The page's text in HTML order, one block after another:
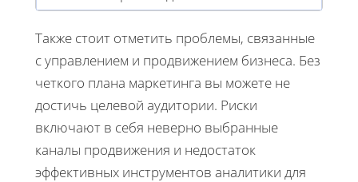
Также стоит отметить проблемы, связанные
с управлением и продвижением бизнеса. Без
четкого плана маркетинга вы можете не
достичь целевой аудитории. Риски
включают в себя неверно выбранные
каналы продвижения и недостаток
эффективных инструментов аналитики для